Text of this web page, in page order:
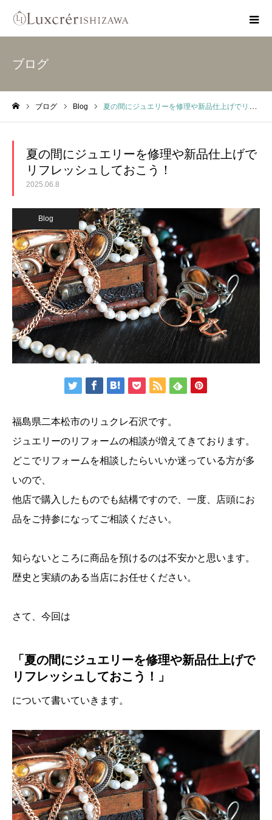
ブログ
ブログ Blog 夏の間にジュエリーを修理や新品仕上げでリフレッシュしておこう！
夏の間にジュエリーを修理や新品仕上げで
リフレッシュしておこう！
2025.06.8
Blog
福島県二本松市のリュクレ石沢です。
ジュエリーのリフォームの相談が増えてきております。
どこでリフォームを相談したらいいか迷っている方が多
いので、
他店で購入したものでも結構ですので、一度、店頭にお
品をご持参になってご相談ください。
知らないところに商品を預けるのは不安かと思います。
歴史と実績のある当店にお任せください。
さて、今回は
「夏の間にジュエリーを修理や新品仕上げで
リフレッシュしておこう！」
について書いていきます。